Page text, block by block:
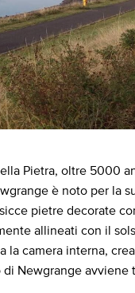
Pietra, oltre 5000
è noto per la
pietre decorate
allineati con il
camera interna,
Newgrange